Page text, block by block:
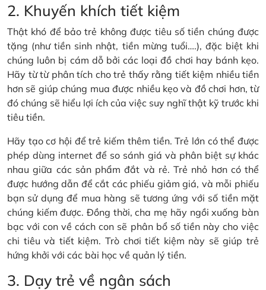
2. Khuyến khích tiết kiệm
Thật khó để bảo trẻ không được tiêu số tiền chúng được
tặng (như tiền sinh nhật, tiền mừng tuổi….), đặc biệt khi
chúng luôn bị cám dỗ bởi các loại đồ chơi hay bánh kẹo.
Hãy từ từ phân tích cho trẻ thấy rằng tiết kiệm nhiều tiền
hơn sẽ giúp chúng mua được nhiều kẹo và đồ chơi hơn, từ
đó chúng sẽ hiểu lợi ích của việc suy nghĩ thật kỹ trước khi
tiêu tiền.
Hãy tạo cơ hội để trẻ kiếm thêm tiền. Trẻ lớn có thể được
phép dùng internet để so sánh giá và phân biệt sự khác
nhau giữa các sản phẩm đắt và rẻ. Trẻ nhỏ hơn có thể
được hướng dẫn để cắt các phiếu giảm giá, và mỗi phiếu
bạn sử dụng để mua hàng sẽ tương ứng với số tiền mặt
chúng kiếm được. Đồng thời, cha mẹ hãy ngồi xuống bàn
bạc với con về cách con sẽ phân bổ số tiền này cho việc
chi tiêu và tiết kiệm. Trò chơi tiết kiệm này sẽ giúp trẻ
hứng khởi với các bài học về quản lý tiền.
3. Dạy trẻ về ngân sách